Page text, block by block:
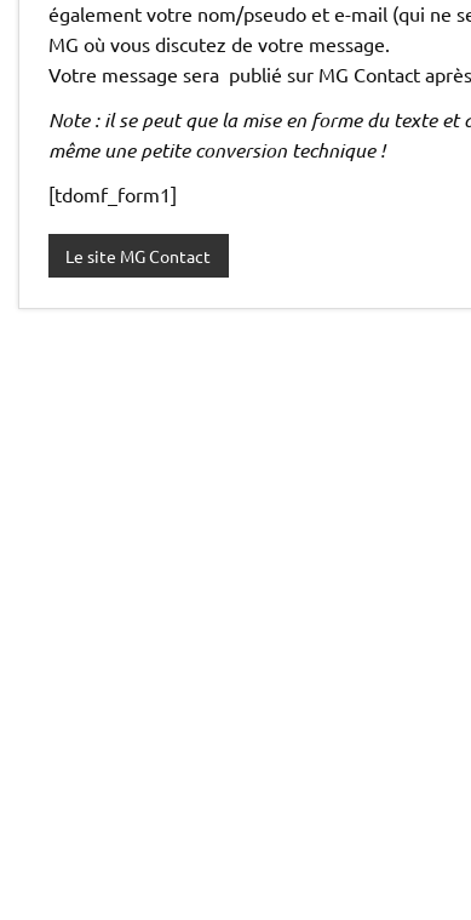
également votre nom/pseudo et e-mail (qui ne
MG où vous discutez de votre message.
Votre message sera publié sur MG Contact
Note : il se peut que la mise en forme du texte
même une petite conversion technique !
[tdomf_form1]
Le site MG Contact